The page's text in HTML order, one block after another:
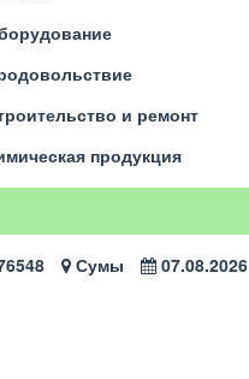
и ремонт
продукция
Сумы
07.08.2026